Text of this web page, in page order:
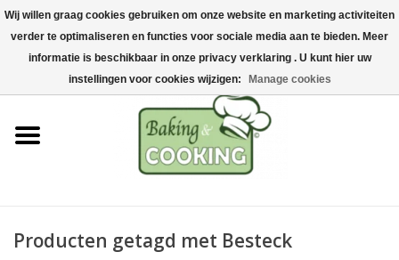
Home
Bak-& kookgerei
Machines & onderdelen
Chocolade & ijsbereiding
Producten getagd met Besteck
Wij willen graag cookies gebruiken om onze website en marketing activiteiten
verder te optimaliseren en functies voor sociale media aan te bieden. Meer
informatie is beschikbaar in onze privacy verklaring . U kunt hier uw
instellingen voor cookies wijzigen:
Manage cookies